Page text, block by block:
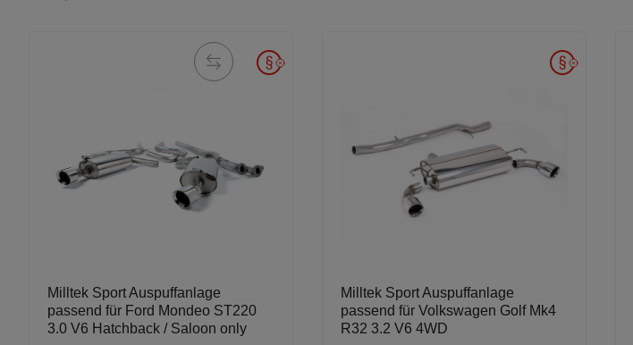
Milltek Sport Auspuffanlage
passend für Ford Mondeo ST220
3.0 V6 Hatchback / Saloon only
Milltek Sport Auspuffanlage
passend für Volkswagen Golf Mk4
R32 3.2 V6 4WD